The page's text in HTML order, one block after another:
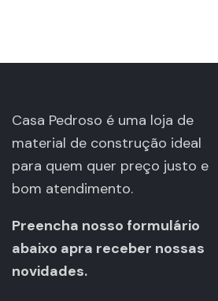
Casa Pedroso é uma loja de
material de construção ideal
para quem quer preço justo e
bom atendimento.
Preencha nosso formulário
abaixo apra receber nossas
novidades.